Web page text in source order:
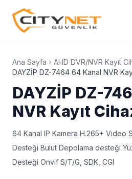
Ana Sayfa
AHD DVR/NVR Kayıt
DAYZİP DZ-7464 64 Kanal NVR
DAYZİP DZ-
NVR Kayıt
64 Kanal IP Kamera H.265+ Video
Desteği Bulut Depolama desteği
Desteği Onvif S/T/G, SDK, CGI